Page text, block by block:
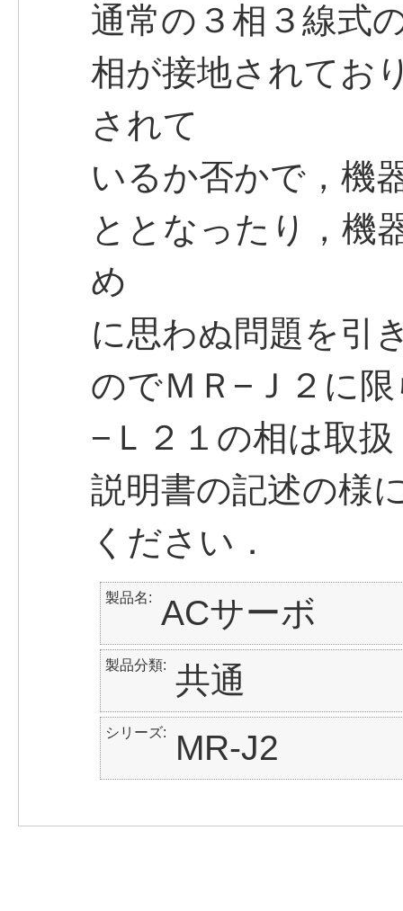
通常の３相３線式
相が接地されてお
されて
いるか否かで，機
ととなったり，機
め
に思わぬ問題を引
のでＭＲ−Ｊ２に
−Ｌ２１の相は取扱
説明書の記述の様
ください．
製品名 ACサーボ
製品分類 共通
シリーズ MR-J2